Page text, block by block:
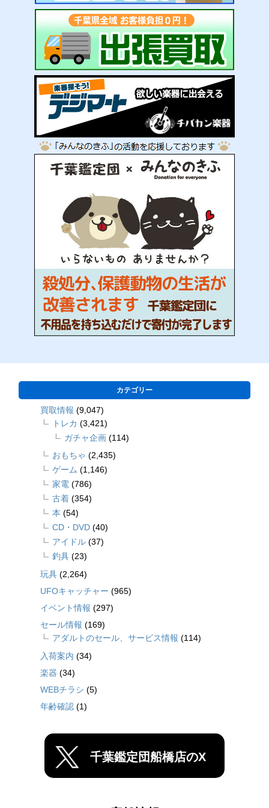
カテゴリー
買取情報 (9,047)
トレカ (3,421)
ガチャ企画 (114)
おもちゃ (2,435)
ゲーム (1,146)
家電 (786)
古着 (354)
本 (54)
CD・DVD (40)
アイドル (37)
釣具 (23)
玩具 (2,264)
UFOキャッチャー (965)
イベント情報 (297)
セール情報 (169)
アダルトのセール、サービス情報 (114)
入荷案内 (34)
楽器 (34)
WEBチラシ (5)
年齢確認 (1)
千葉鑑定団船橋店のX